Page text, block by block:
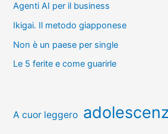
Agenti AI per il business
Ikigai. Il metodo giapponese
Non è un paese per single
Le 5 ferite e come guarirle
A cuor leggero